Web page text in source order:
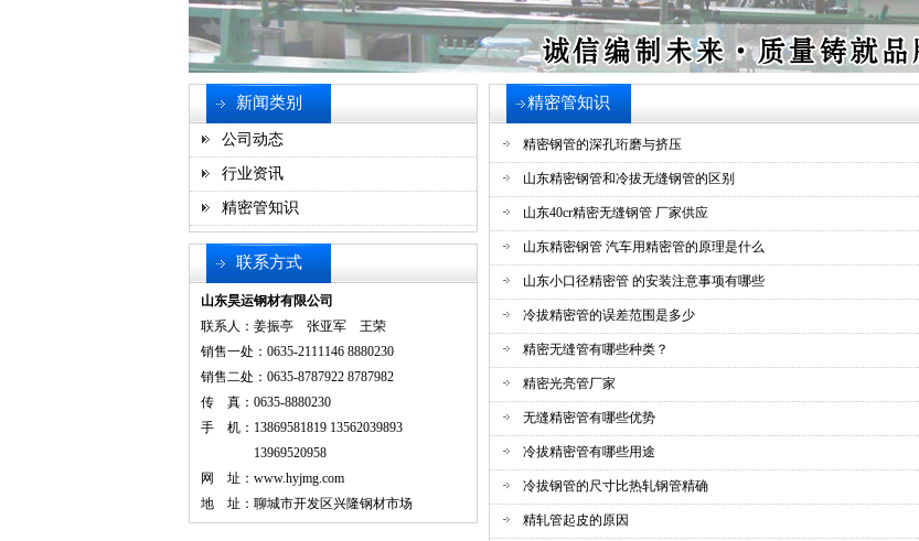
新闻类别
公司动态
行业资讯
精密管知识
联系方式
山东昊运钢材有限公司
联系人：姜振亭 张亚军 王荣
销售一处：0635-2111146 8880230
销售二处：0635-8787922 8787982
传 真：0635-8880230
手 机：13869581819 13562039893
13969520958
网 址： www.hyjmg.com
地 址：聊城市开发区兴隆钢材市场
精密管知识
精密钢管的深孔珩磨与挤压
山东精密钢管和冷拔无缝钢管的区别
山东40cr精密无缝钢管 厂家供应
山东精密钢管 汽车用精密管的原理是什么
山东小口径精密管 的安装注意事项有哪些
冷拔精密管的误差范围是多少
精密无缝管有哪些种类？
精密光亮管厂家
无缝精密管有哪些优势
冷拔精密管有哪些用途
冷拔钢管的尺寸比热轧钢管精确
精轧管起皮的原因